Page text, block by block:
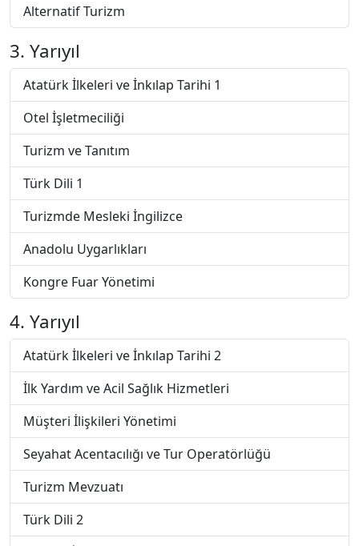
Alternatif Turizm
3. Yarıyıl
Atatürk İlkeleri ve İnkılap Tarihi 1
Otel İşletmeciliği
Turizm ve Tanıtım
Türk Dili 1
Turizmde Mesleki İngilizce
Anadolu Uygarlıkları
Kongre Fuar Yönetimi
4. Yarıyıl
Atatürk İlkeleri ve İnkılap Tarihi 2
İlk Yardım ve Acil Sağlık Hizmetleri
Müşteri İlişkileri Yönetimi
Seyahat Acentacılığı ve Tur Operatörlüğü
Turizm Mevzuatı
Türk Dili 2